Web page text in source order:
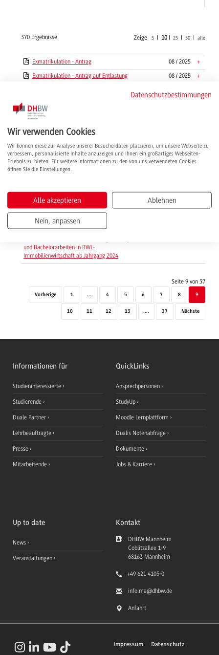
370 Ergebnisse Zeige 5| 10| 25| 50| alle
Exmatrikulation - Antrag 08 / 2025 +
Exmatrikulation - Antrag auf Entlastung 08 / 2025 +
Exmatrikulation - Widerspruchsverzicht
Fakultätsführer für Studieninteressierte:
Fakultät Technik
Fakultätsführer für Studieninteressierte:
Fakultäten Wirtschaft und Gesundheit
05 / 2023 +
FAQ in BWL-Spedition, Transport und
Flyer - Studentische Evaluationen an der
DHBW Mannheim in der Übersicht
05 / 2021 +
Flyer IT.S - Wichtige Informationen für
Studienanfänger*innen in der Übersicht
und Bachelorarbeiten in BWL-
Immobilienwirtschaft ab Jahrgang 2024
Seite 9 von 37
Vorherige 1 .... 4 5 6 7 8 9
10 11 12 13 .... 37 Nächste
Informationen für
Studieninteressierte
Studierende
Duale Partner
Lehrbeauftragte
Presse
Mitarbeitende
QuickLinks
Ansprechpersonen
StudyUp
Moodle Lernplattform
Dualis Notenabfrage
Dokumente
Jobs & Karriere
Up to date
News
Veranstaltungen
Kontakt
DHBW Mannheim
Coblitzallee 1-9
68163 Mannheim
+49 621 4105-0
info.ma@dhbw.de
Anfahrt
Impressum Datenschutz
Datenschutzbestimmungen
Wir verwenden Cookies
Wir können diese zur Analyse unserer Besucherdaten platzieren, um unsere Webseite zu
verbessern, personalisierte Inhalte anzuzeigen und Ihnen ein großartiges Webseiten-
Erlebnis zu bieten. Für weitere Informationen zu den von uns verwendeten Cookies
öffnen Sie die Einstellungen.
Alle akzeptieren Ablehnen
Nein, anpassen